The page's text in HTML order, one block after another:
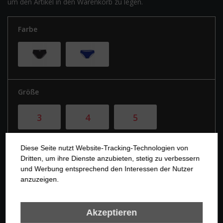
Farbe
Größe
3 4 5
6 7 8
Diese Seite nutzt Website-Tracking-Technologien von
Dritten, um ihre Dienste anzubieten, stetig zu verbessern
und Werbung entsprechend den Interessen der Nutzer
anzuzeigen.
Akzeptieren